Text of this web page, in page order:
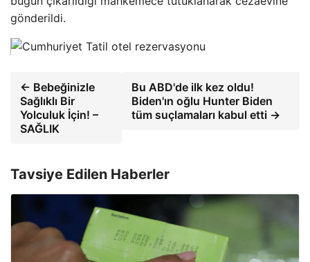
gönderildi.
← Bebeğinizle
Sağlıklı Bir
Yolculuk İçin! –
SAĞLIK
Bu ABD'de ilk kez oldu!
Biden'ın oğlu Hunter Biden
tüm suçlamaları kabul etti →
Tavsiye Edilen Haberler